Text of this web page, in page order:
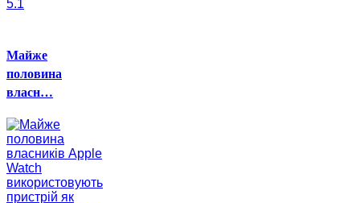
Майже
половина
власн…